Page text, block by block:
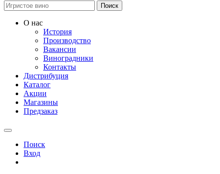
Поиск
О нас
История
Производство
Вакансии
Виноградники
Контакты
Дистрибуция
Каталог
Акции
Магазины
Предзаказ
Поиск
Вход